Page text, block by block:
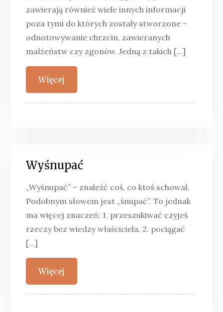
zawierają również wiele innych informacji
poza tymi do których zostały stworzone –
odnotowywanie chrzcin, zawieranych
małżeństw czy zgonów. Jedną z takich […]
Więcej
Wyśnupać
„Wyśnupać” – znaleźć coś, co ktoś schował.
Podobnym słowem jest „śnupać”. To jednak
ma więcej znaczeń: 1. przeszukiwać czyjeś
rzeczy bez wiedzy właściciela, 2. pociągać
[…]
Więcej